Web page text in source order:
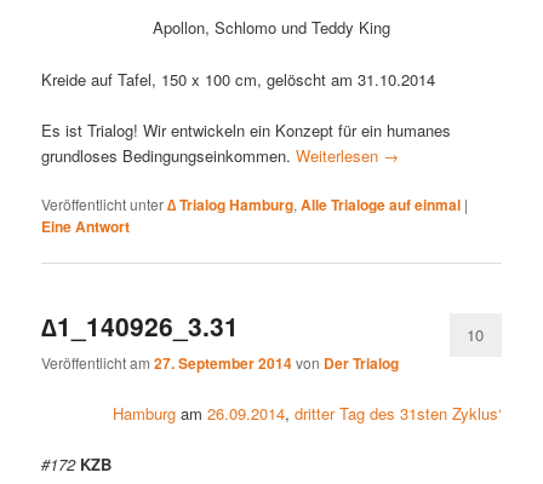
Apollon, Schlomo und Teddy King
Kreide auf Tafel, 150 x 100 cm, gelöscht am 31.10.2014
Es ist Trialog! Wir entwickeln ein Konzept für ein humanes
grundloses Bedingungseinkommen.Weiterlesen →
Veröffentlicht unter∆ Trialog Hamburg,Alle Trialoge auf einmal |
EineAntwort
∆1_140926_3.31
Veröffentlicht am27. September 2014von Der Trialog
10
Hamburgam 26.09.2014, dritter Tag des 31sten Zyklus‘
#172 KZB